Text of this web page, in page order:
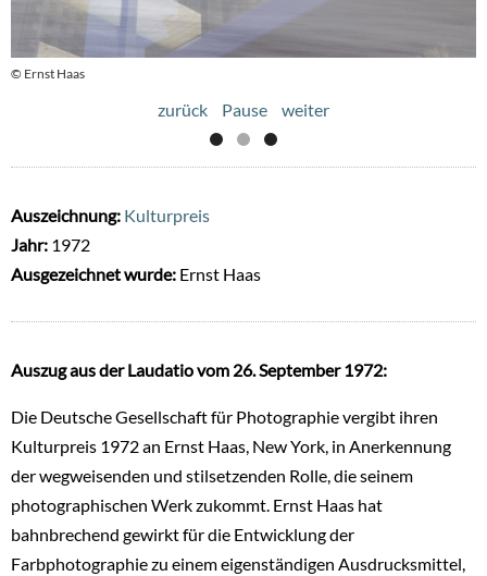
© Ernst Haas
© Ernst Haas
zurück Pause weiter
Auszeichnung: Kulturpreis
Jahr: 1972
Ausgezeichnet wurde: Ernst Haas
Auszug aus der Laudatio vom 26. September 1972:
Die Deutsche Gesellschaft für Photographie vergibt ihren
Kulturpreis 1972 an Ernst Haas, New York, in Anerkennung
der wegweisenden und stilsetzenden Rolle, die seinem
photographischen Werk zukommt. Ernst Haas hat
bahnbrechend gewirkt für die Entwicklung der
Farbphotographie zu einem eigenständigen Ausdrucksmittel,